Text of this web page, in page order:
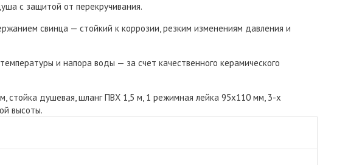
с защитой от перекручивания.
свинца — стойкий к коррозии, резким изменениям давления и
и напора воды — за счет качественного керамического
стойка душевая, шланг ПВХ 1,5 м, 1 режимная лейка 95х110 мм, 3-х
высоты.